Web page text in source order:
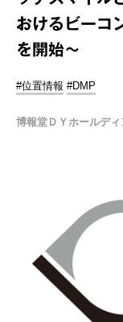
おけるビーコ
を開始～
#位置情報 #DMP
博報堂ＤＹホールディ